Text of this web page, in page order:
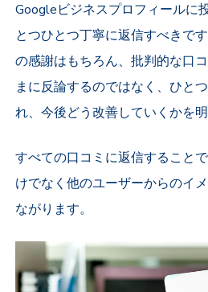
Googleビジネスプロフィールに
とつひとつ丁寧に返信すべきで
の感謝はもちろん、批判的な口
まに反論するのではなく、ひと
れ、今後どう改善していくかを
すべての口コミに返信すること
けでなく他のユーザーからのイ
ながります。